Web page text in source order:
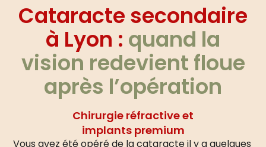
Cataracte secondaire
à Lyon : quand la
vision redevient floue
après l’opération
Chirurgie réfractive et
implants premium
Vous avez été opéré de la cataracte il y a quelques